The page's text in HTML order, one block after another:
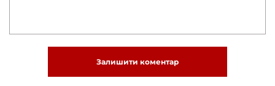
Залишити коментар